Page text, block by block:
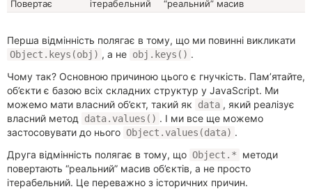
Повертає ітерабельний “реальний” масив
Перша відмінність полягає в тому, що ми повинні викликати
Object.keys(obj) , а не obj.keys() .
Чому так? Основною причиною цього є гнучкість. Пам’ятайте,
об’єкти є базою всіх складних структур у JavaScript. Ми
можемо мати власний об’єкт, такий як
data , який реалізує
власний метод
data.values() . І ми все ще можемо
застосовувати до нього Object.values(data) .
Друга відмінність полягає в тому, що Object.*
методи
повертають “реальний” масив об’єктів, а не просто
ітерабельний. Це переважно з історичних причин.